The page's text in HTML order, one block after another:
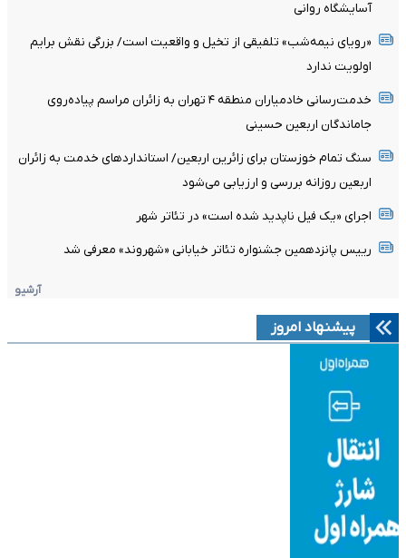
آسایشگاه روانی
«رویای نیمه‌شب» تلفیقی از تخیل و واقعیت است/ بزرگی نقش برایم
اولویت ندارد
خدمت‌رسانی خادمیاران منطقه ۴ تهران به زائران مراسم پیاده‌روی
جاماندگان اربعین حسینی
سنگ تمام خوزستان برای زائرین اربعین/ استانداردهای خدمت به زائران
اربعین روزانه بررسی و ارزیابی می‌شود
اجرای «یک فیل ناپدید شده است» در تئاتر شهر
رییس پانزدهمین جشنواره تئاتر خیابانی «شهروند» معرفی شد
آرشیو
پیشنهاد امروز